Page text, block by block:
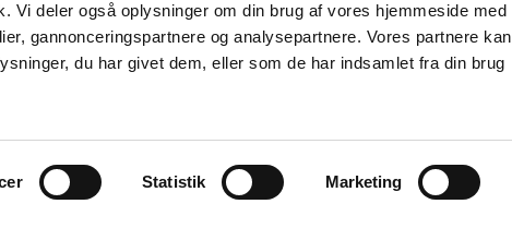
Vi deler også oplysninger om din brug af vores hjemmeside med
gannonceringspartnere og analysepartnere. Vores partnere kan
du har givet dem, eller som de har indsamlet fra din brug
Statistik Marketing